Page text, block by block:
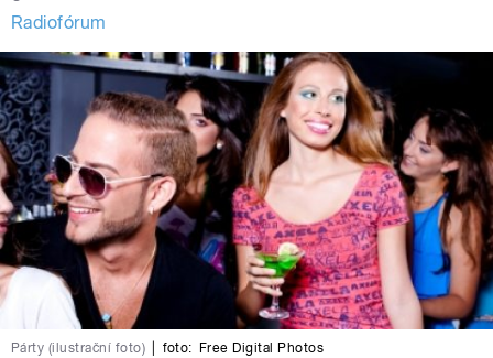
Radiofórum
Párty (ilustrační foto) foto: Free Digital Photos